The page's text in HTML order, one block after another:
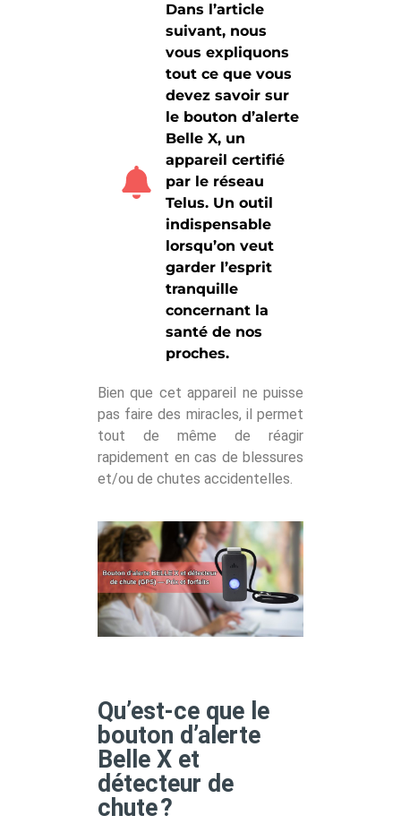
Dans l’article
suivant, nous
vous expliquons
tout ce que vous
devez savoir sur
le bouton d’alerte
Belle X, un
appareil certifié
par le réseau
Telus. Un outil
indispensable
lorsqu’on veut
garder l’esprit
tranquille
concernant la
santé de nos
proches.
Bien que cet appareil ne puisse
pas faire des miracles, il permet
tout de même de réagir
rapidement en cas de blessures
et/ou de chutes accidentelles.
Qu’est-ce que le
bouton d’alerte
Belle X et
détecteur de
chute ?